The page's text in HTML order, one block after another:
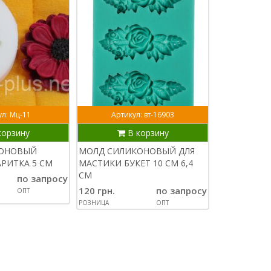
Мц-11
5 СМ
по запросу
ОПТ
Артикул: вт-16903
В корзину
МОЛД СИЛИКОНОВЫЙ ДЛЯ
МАСТИКИ БУКЕТ 10 СМ 6,4
СМ
120 грн.
РОЗНИЦА
по запросу
ОПТ